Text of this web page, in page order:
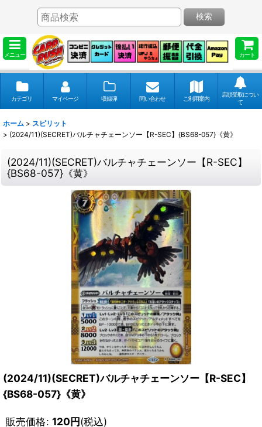
メニュー カート
検索
カテゴリ マイページ 収録弾 問い合わせ ご利用案内
店頭受取につい
て
ホーム > スピリット
> (2024/11)(SECRET)バルチャチェーンソー【R-SEC】{BS68-057}《黄》
(2024/11)(SECRET)バルチャチェーンソー【R-SEC】
{BS68-057}《黄》
(2024/11)(SECRET)バルチャチェーンソー【R-SEC】
{BS68-057}《黄》
販売価格: 120円(税込)